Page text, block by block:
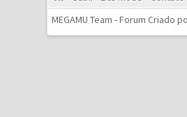
MEGAMU Team - Forum Criado